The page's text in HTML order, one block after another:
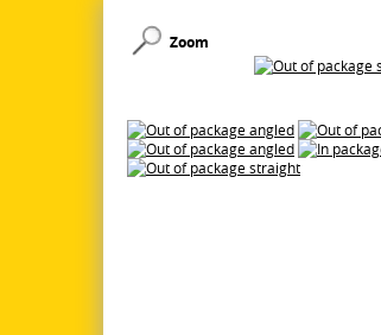
Zoom